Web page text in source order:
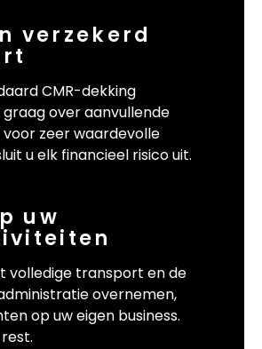
verzekerd
CMR-dekking
graag over aanvullende
zeer waardevolle
u elk financieel risico uit.
uw
volledige transport en de
overnemen,
op uw eigen business.